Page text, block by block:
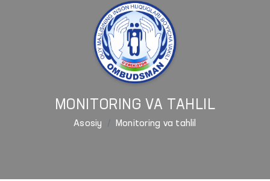
MONITORING VA TAHLIL
Asosiy Monitoring va tahlil